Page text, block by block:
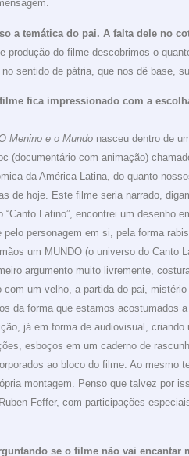
a temática do pai. A falta dele no
produção do filme descobrimos o
sentido de pátria, que nos dê base,
fica impressionado com a
Menino e o Mundo nasceu dentro de
(documentário com animação)
da América Latina, do quanto
de hoje. Este filme seria narrado,
Latino”, encontrei um desenho
personagem em si, pela forma
um MUNDO (o universo do Canto
argumento muito livremente,
um velho, a partida do pai,
da forma que estamos acostumados
já em forma de audiovisual,
esboços em um caderno de
ao bloco do filme. Ao mesmo
montagem. Penso que talvez por
Ruben Feffer, com participações
se o filme não vai encantar